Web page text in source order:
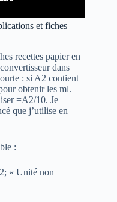
et fiches
recettes papier en
dans
: si A2 contient
obtenir les ml.
=A2/10. Je
que j’utilise en
:
« Unité non